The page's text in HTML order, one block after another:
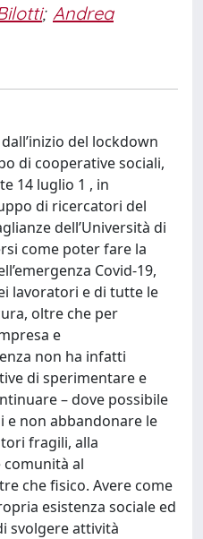
; Andrea
del lockdown
di cooperative sociali,
14 luglio 1 , in
di ricercatori del
dell’Università di
come poter fare la
Covid-19,
lavoratori e di tutte le
oltre che per
e
non ha infatti
di sperimentare e
– dove possibile
e non abbandonare le
fragili, alla
al
che fisico. Avere come
esistenza sociale ed
svolgere attività